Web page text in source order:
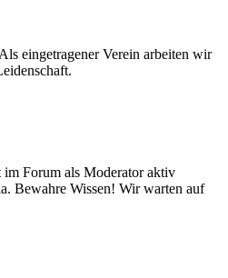
eingetragener Verein arbeiten wir
Forum als Moderator aktiv
Bewahre Wissen! Wir warten auf